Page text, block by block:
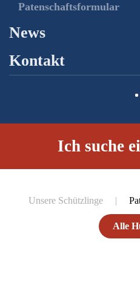
Patenschaftsformular
News
Kontakt
Ich suche
Unsere Schützlinge
Alle